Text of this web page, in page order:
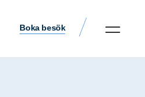
Boka besök